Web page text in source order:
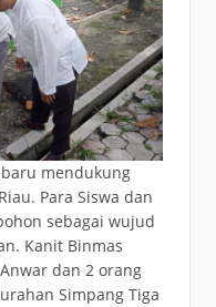
mendukung
Para Siswa dan
sebagai wujud
Kanit Binmas
Anwar dan 2 orang
Simpang Tiga